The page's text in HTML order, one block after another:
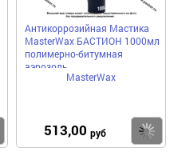
Купить
Антикоррозийная Мастика
MasterWax БАСТИОН 1000мл
полимерно-битумная
аэрозоль
MasterWax
513,00 руб